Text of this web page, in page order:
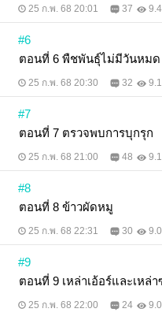
25 ก.พ. 68 20:01 37
#6
ตอนที่ 6 พืชพันธุ์ไม่มีวันหมด
25 ก.พ. 68 20:30 32
#7
ตอนที่ 7 ตรวจพบการบุกรุก
25 ก.พ. 68 21:00 48
#8
ตอนที่ 8 ข้าวผัดหมู
25 ก.พ. 68 22:31 30
#9
ตอนที่ 9 เหล่าเอ้อร์และเห
25 ก.พ. 68 22:00 24